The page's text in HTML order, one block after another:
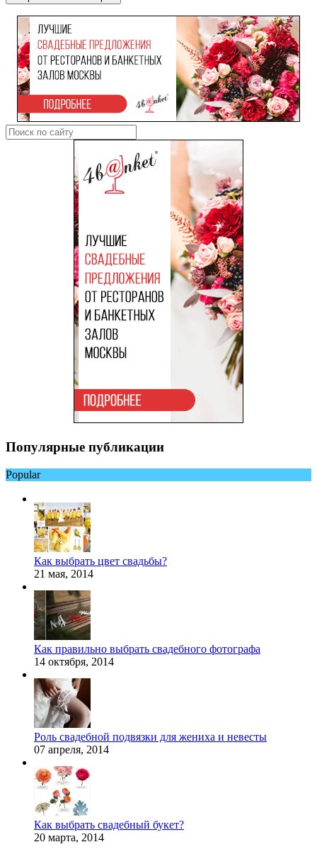
Популярные публикации
Popular
Как выбрать цвет свадьбы?
21 мая, 2014
Как правильно выбрать свадебного фотографа
14 октября, 2014
Роль свадебной подвязки для жениха и невесты
07 апреля, 2014
Как выбрать свадебный букет?
20 марта, 2014